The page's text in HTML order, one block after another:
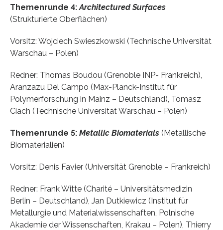
Themenrunde 4: Architectured Surfaces
(Strukturierte Oberflächen)
Vorsitz: Wojciech Swieszkowski (Technische Universität
Warschau – Polen)
Redner: Thomas Boudou (Grenoble INP- Frankreich),
Aranzazu Del Campo (Max-Planck-Institut für
Polymerforschung in Mainz – Deutschland), Tomasz
Ciach (Technische Universität Warschau – Polen)
Themenrunde 5: Metallic Biomaterials (Metallische
Biomaterialien)
Vorsitz: Denis Favier (Universität Grenoble – Frankreich)
Redner: Frank Witte (Charité – Universitätsmedizin
Berlin – Deutschland), Jan Dutkiewicz (Institut für
Metallurgie und Materialwissenschaften, Polnische
Akademie der Wissenschaften, Krakau – Polen), Thierry